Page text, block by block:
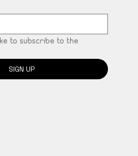
to subscribe to the
SIGN UP